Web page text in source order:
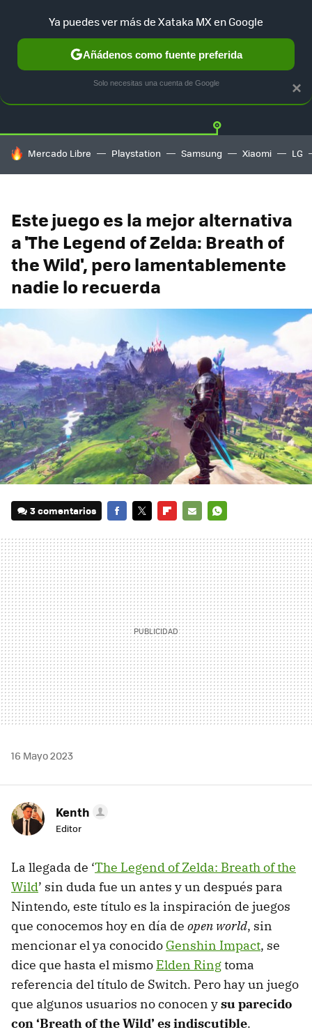
Twitter
HOY SE HABLA DE
Mercado Libre Playstation Samsung Xiaomi LG
Este juego es la mejor alternativa
a 'The Legend of Zelda: Breath of
the Wild', pero lamentablemente
nadie lo recuerda
3 comentarios
MAIL
16 Mayo 2023
Kenth
Editor
La llegada de ‘The Legend of Zelda: Breath of the
Wild’ sin duda fue un antes y un después para
Nintendo, este título es la inspiración de juegos
que conocemos hoy en día de open world, sin
mencionar el ya conocido Genshin Impact, se
dice que hasta el mismo Elden Ringtoma
referencia del título de Switch. Pero hay un juego
que algunos usuarios no conocen ysu parecido
con ‘Breath of the Wild’ es indiscutible.
×
Ya puedes ver más de Xataka MX en Google
Añádenos como fuente preferida
Solo necesitas una cuenta de Google